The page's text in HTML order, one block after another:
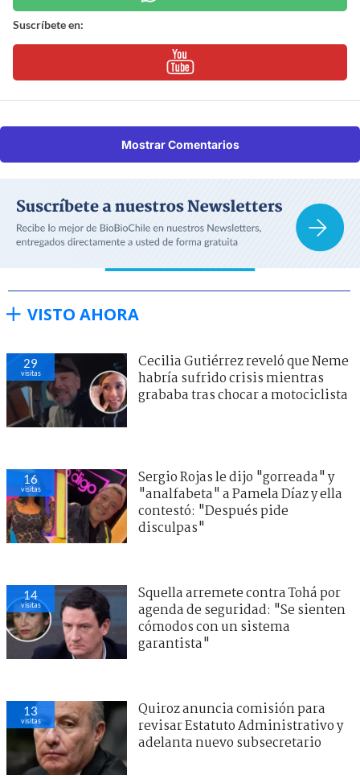
Suscríbete en:
Mostrar Comentarios
VISTO AHORA
28
visitas
Cecilia Gutiérrez reveló que Neme
habría sufrido crisis mientras
grababa tras chocar a motociclista
16
visitas
Sergio Rojas le dijo "gorreada" y
"analfabeta" a Pamela Díaz y ella
contestó: "Después pide
disculpas"
15
visitas
Squella arremete contra Tohá por
agenda de seguridad: "Se sienten
cómodos con un sistema
garantista"
12
visitas
Quiroz anuncia comisión para
revisar Estatuto Administrativo y
adelanta nuevo subsecretario